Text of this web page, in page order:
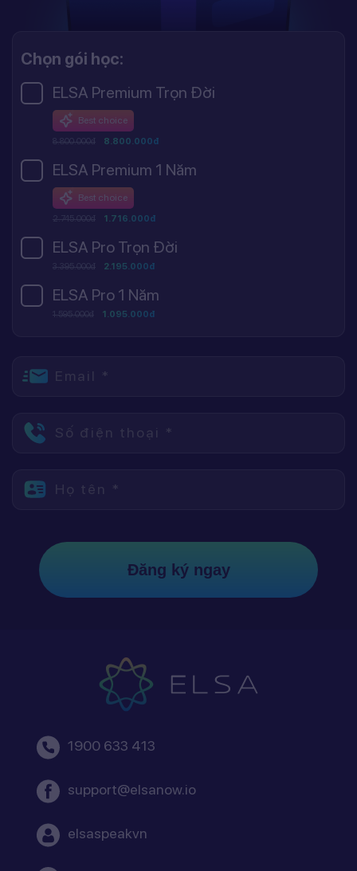
Chọn gói học:
ELSA Premium Trọn Đời
Best choice
8.800.000đ 8.800.000đ
ELSA Premium 1 Năm
Best choice
2.745.000đ 1.716.000đ
ELSA Pro Trọn Đời
3.395.000đ 2.195.000đ
ELSA Pro 1 Năm
1.595.000đ 1.095.000đ
Email *
Số điện thoại *
Họ tên *
Đăng ký ngay
1900 633 413
support@elsanow.io
elsaspeakvn